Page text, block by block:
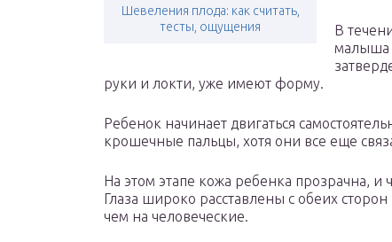
Шевеления плода: как считать,
тесты, ощущения
В
малыша
руки и локти, уже имеют форму.
Ребенок начинает двигаться
крошечные пальцы, хотя они все еще
На этом этапе кожа ребенка прозрачна,
Глаза широко расставлены с обеих
чем на человеческие.